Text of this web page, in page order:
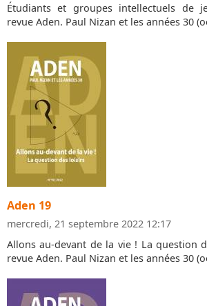
Étudiants et groupes intellectuels de
revue Aden. Paul Nizan et les années 30
Aden 19
mercredi, 21 septembre 2022 12:17
Allons au-devant de la vie ! La question
revue Aden. Paul Nizan et les années 30